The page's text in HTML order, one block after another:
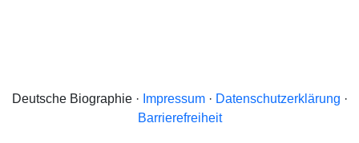
Deutsche Biographie · Impressum· Datenschutzerklärung ·
Barrierefreiheit